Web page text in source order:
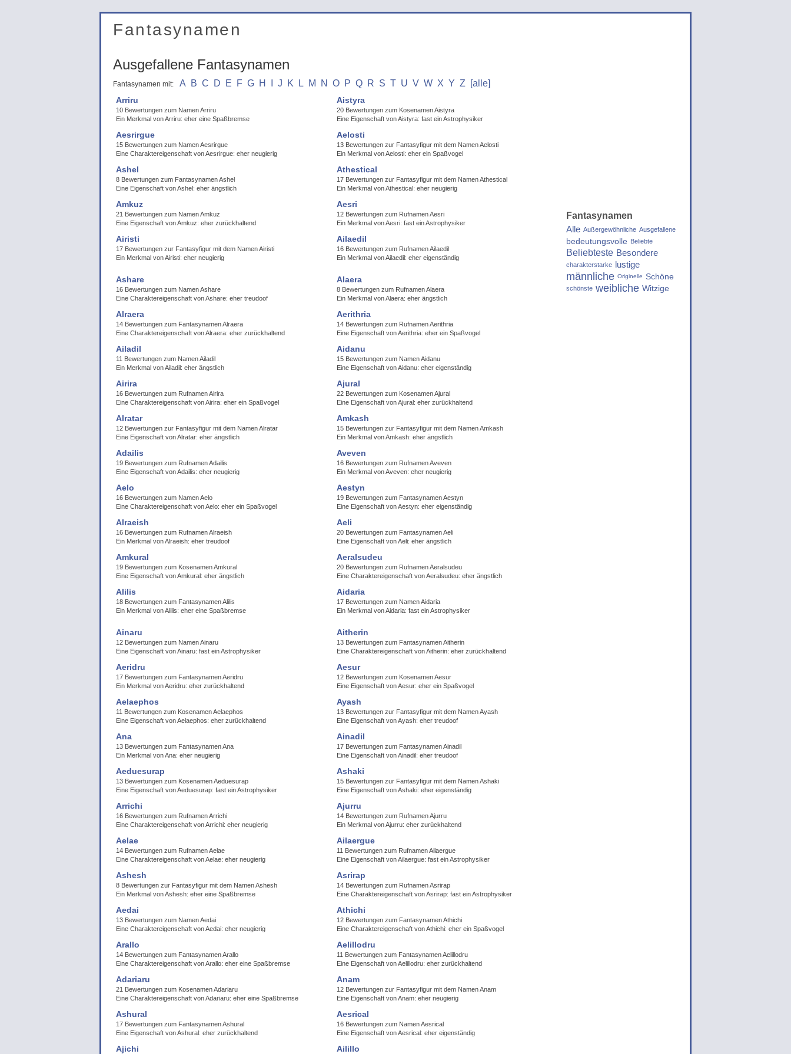
Fantasynamen
Ausgefallene Fantasynamen
Fantasynamen mit: A B C D E F G H J K L M N O P Q R S T U V W X Y Z [alle]
Arriru
10 Bewertungen zum Namen Arriru
Ein Merkmal von Arriru: eher eine Spaßbremse
Aistyra
20 Bewertungen zum Kosenamen Aistyra
Eine Eigenschaft von Aistyra: fast ein Astrophysiker
Aesrirgue
15 Bewertungen zum Namen Aesrirgue
Eine Charaktereigenschaft von Aesrirgue: eher neugierig
Aelosti
13 Bewertungen zur Fantasyfigur mit dem Namen Aelosti
Ein Merkmal von Aelosti: eher ein Spaßvogel
Ashel
8 Bewertungen zum Fantasynamen Ashel
Eine Eigenschaft von Ashel: eher ängstlich
Athestical
17 Bewertungen zur Fantasyfigur mit dem Namen Athestical
Ein Merkmal von Athestical: eher neugierig
Amkuz
21 Bewertungen zum Namen Amkuz
Eine Eigenschaft von Amkuz: eher zurückhaltend
Aesri
12 Bewertungen zum Rufnamen Aesri
Ein Merkmal von Aesri: fast ein Astrophysiker
Airisti
17 Bewertungen zur Fantasyfigur mit dem Namen Airisti
Ein Merkmal von Airisti: eher neugierig
Ailaedil
16 Bewertungen zum Rufnamen Ailaedil
Ein Merkmal von Ailaedil: eher eigenständig
Ashare
16 Bewertungen zum Namen Ashare
Eine Charaktereigenschaft von Ashare: eher treudoof
Alaera
8 Bewertungen zum Rufnamen Alaera
Ein Merkmal von Alaera: eher ängstlich
Alraera
14 Bewertungen zum Fantasynamen Alraera
Eine Charaktereigenschaft von Alraera: eher zurückhaltend
Aerithria
14 Bewertungen zum Rufnamen Aerithria
Eine Eigenschaft von Aerithria: eher ein Spaßvogel
Ailadil
11 Bewertungen zum Namen Ailadil
Ein Merkmal von Ailadil: eher ängstlich
Aidanu
15 Bewertungen zum Namen Aidanu
Eine Eigenschaft von Aidanu: eher eigenständig
Airira
16 Bewertungen zum Rufnamen Airira
Eine Charaktereigenschaft von Airira: eher ein Spaßvogel
Ajural
22 Bewertungen zum Kosenamen Ajural
Eine Eigenschaft von Ajural: eher zurückhaltend
Alratar
12 Bewertungen zur Fantasyfigur mit dem Namen Alratar
Eine Eigenschaft von Alratar: eher ängstlich
Amkash
15 Bewertungen zur Fantasyfigur mit dem Namen Amkash
Ein Merkmal von Amkash: eher ängstlich
Adailis
19 Bewertungen zum Rufnamen Adailis
Eine Eigenschaft von Adailis: eher neugierig
Aveven
16 Bewertungen zum Rufnamen Aveven
Ein Merkmal von Aveven: eher neugierig
Aelo
16 Bewertungen zum Namen Aelo
Eine Charaktereigenschaft von Aelo: eher ein Spaßvogel
Aestyn
19 Bewertungen zum Fantasynamen Aestyn
Eine Eigenschaft von Aestyn: eher eigenständig
Alraeish
16 Bewertungen zum Rufnamen Alraeish
Ein Merkmal von Alraeish: eher treudoof
Aeli
20 Bewertungen zum Fantasynamen Aeli
Eine Eigenschaft von Aeli: eher ängstlich
Amkural
19 Bewertungen zum Kosenamen Amkural
Eine Eigenschaft von Amkural: eher ängstlich
Aeralsudeu
20 Bewertungen zum Rufnamen Aeralsudeu
Eine Charaktereigenschaft von Aeralsudeu: eher ängstlich
Alilis
18 Bewertungen zum Fantasynamen Alilis
Ein Merkmal von Alilis: eher eine Spaßbremse
Aidaria
17 Bewertungen zum Namen Aidaria
Ein Merkmal von Aidaria: fast ein Astrophysiker
Ainaru
12 Bewertungen zum Namen Ainaru
Eine Eigenschaft von Ainaru: fast ein Astrophysiker
Aitherin
13 Bewertungen zum Fantasynamen Aitherin
Eine Charaktereigenschaft von Aitherin: eher zurückhaltend
Aeridru
17 Bewertungen zum Fantasynamen Aeridru
Ein Merkmal von Aeridru: eher zurückhaltend
Aesur
12 Bewertungen zum Kosenamen Aesur
Eine Eigenschaft von Aesur: eher ein Spaßvogel
Aelaephos
11 Bewertungen zum Kosenamen Aelaephos
Eine Eigenschaft von Aelaephos: eher zurückhaltend
Ayash
13 Bewertungen zur Fantasyfigur mit dem Namen Ayash
Eine Eigenschaft von Ayash: eher treudoof
Ana
13 Bewertungen zum Fantasynamen Ana
Ein Merkmal von Ana: eher neugierig
Ainadil
17 Bewertungen zum Fantasynamen Ainadil
Eine Eigenschaft von Ainadil: eher treudoof
Aeduesurap
13 Bewertungen zum Kosenamen Aeduesurap
Eine Eigenschaft von Aeduesurap: fast ein Astrophysiker
Ashaki
15 Bewertungen zur Fantasyfigur mit dem Namen Ashaki
Eine Eigenschaft von Ashaki: eher eigenständig
Arrichi
16 Bewertungen zum Rufnamen Arrichi
Eine Charaktereigenschaft von Arrichi: eher neugierig
Ajurru
14 Bewertungen zum Rufnamen Ajurru
Ein Merkmal von Ajurru: eher zurückhaltend
Aelae
14 Bewertungen zum Rufnamen Aelae
Eine Charaktereigenschaft von Aelae: eher neugierig
Ailaergue
11 Bewertungen zum Rufnamen Ailaergue
Eine Eigenschaft von Ailaergue: fast ein Astrophysiker
Ashesh
8 Bewertungen zur Fantasyfigur mit dem Namen Ashesh
Ein Merkmal von Ashesh: eher eine Spaßbremse
Asrirap
14 Bewertungen zum Rufnamen Asrirap
Eine Charaktereigenschaft von Asrirap: fast ein Astrophysiker
Aedai
13 Bewertungen zum Namen Aedai
Eine Charaktereigenschaft von Aedai: eher neugierig
Athichi
12 Bewertungen zum Fantasynamen Athichi
Eine Charaktereigenschaft von Athichi: eher ein Spaßvogel
Arallo
14 Bewertungen zum Fantasynamen Arallo
Eine Charaktereigenschaft von Arallo: eher eine Spaßbremse
Aelillodru
11 Bewertungen zum Fantasynamen Aelillodru
Eine Eigenschaft von Aelillodru: eher zurückhaltend
Adariaru
21 Bewertungen zum Kosenamen Adariaru
Eine Charaktereigenschaft von Adariaru: eher eine Spaßbremse
Anam
12 Bewertungen zur Fantasyfigur mit dem Namen Anam
Eine Eigenschaft von Anam: eher neugierig
Ashural
17 Bewertungen zum Fantasynamen Ashural
Eine Eigenschaft von Ashural: eher zurückhaltend
Aesrical
16 Bewertungen zum Namen Aesrical
Eine Eigenschaft von Aesrical: eher eigenständig
Ajichi Ailillo
Fantasynamen
Alle Außergewöhnliche Ausgefallene
bedeutungsvolle Beliebte
Beliebteste Besondere
charakterstarke lustige
männliche Originelle Schöne
schönste weibliche Witzige